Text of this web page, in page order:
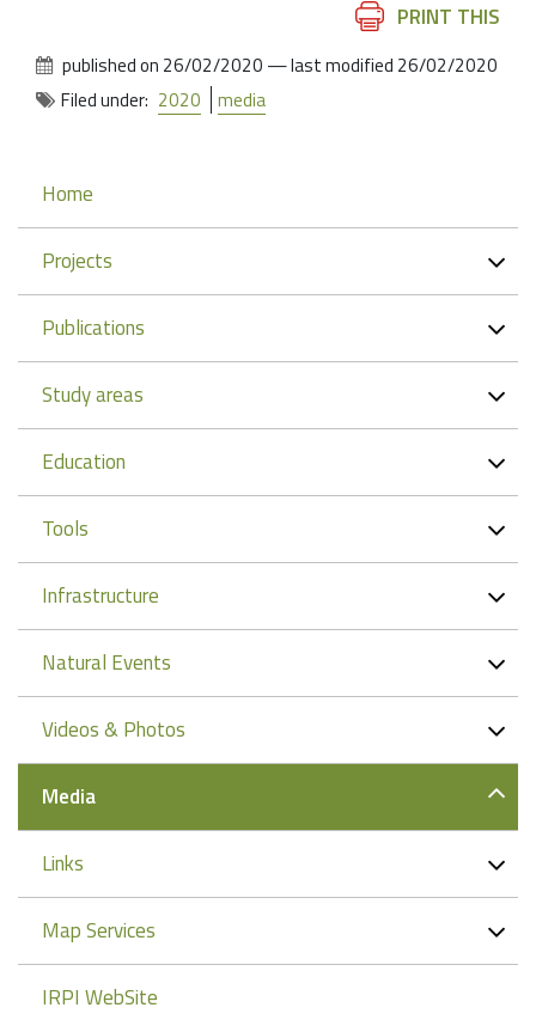
PRINT THIS
published on 26/02/2020 —last modified 26/02/2020
Filed under: 2020 media
Navigation
Home
Projects
Publications
Study areas
Education
Tools
Infrastructure
Natural Events
Videos & Photos
Media
Links
Map Services
IRPI WebSite